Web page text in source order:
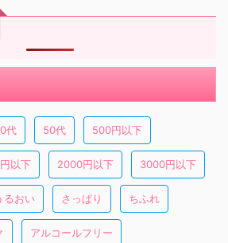
代 50代 500円以下
以下 2000円以下 3000円以下
るおい さっぱり ちふれ
アルコールフリー